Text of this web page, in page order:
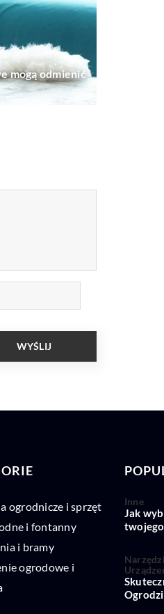
mogą odmienić
ogrodnicze i sprzęt
i fontanny
i bramy
ogrodowe i
Inne
Jak